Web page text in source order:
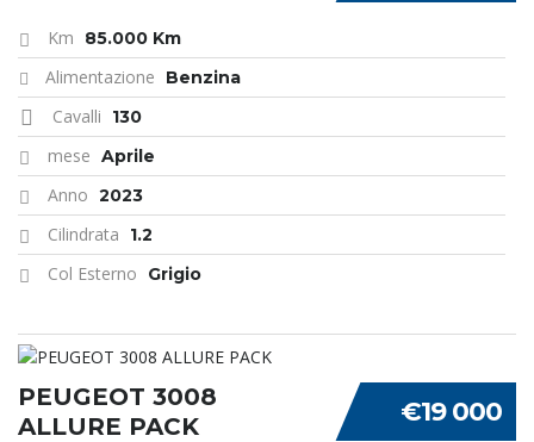
Km 85.000 Km
Alimentazione Benzina
Cavalli 130
mese Aprile
Anno 2023
Cilindrata 1.2
Col Esterno Grigio
€19 000
PEUGEOT 3008
ALLURE PACK